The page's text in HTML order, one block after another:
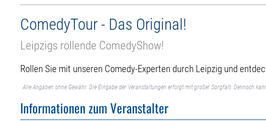
ComedyTour - Das Original!
Leipzigs rollende ComedyShow!
Rollen Sie mit unseren Comedy-Experten durch Leipzig und
Alle Angaben ohne Gewähr. Die Eingabe der Veranstaltungen erfolgt mit großer Sorgfalt. Dennoch
Informationen zum Veranstalter